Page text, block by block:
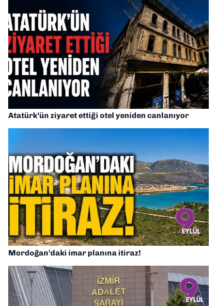
Atatürk’ün ziyaret ettiği otel yeniden canlanıyor
Mordoğan’daki imar planına itiraz!